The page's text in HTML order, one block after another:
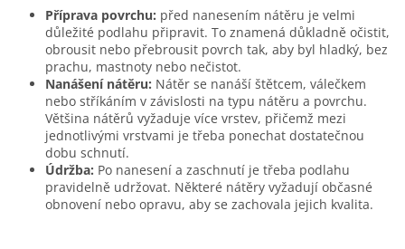
d
a
c
í
p
r
v
k
v
ý
p
i
Příprava povrchu: před nanesením nátěru je velmi
důležité podlahu připravit. To znamená důkladně očistit,
obrousit nebo přebrousit povrch tak, aby byl hladký, bez
prachu, mastnoty nebo nečistot.
Nanášení nátěru: Nátěr se nanáší štětcem, válečkem
nebo stříkáním v závislosti na typu nátěru a povrchu.
Většina nátěrů vyžaduje více vrstev, přičemž mezi
jednotlivými vrstvami je třeba ponechat dostatečnou
dobu schnutí.
Údržba: Po nanesení a zaschnutí je třeba podlahu
pravidelně udržovat. Některé nátěry vyžadují občasné
obnovení nebo opravu, aby se zachovala jejich kvalita.